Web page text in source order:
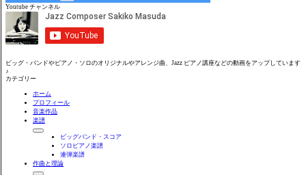
Youtube チャンネル
ビッグ・バンドやピアノ・ソロのオリジナルやアレンジ曲、Jazz ピアノ講座などの動画をアップしています
♪
カテゴリー
ホーム
プロフィール
音楽作品
楽譜
ビッグバンド・スコア
ソロピアノ楽譜
連弾楽譜
作曲と理論